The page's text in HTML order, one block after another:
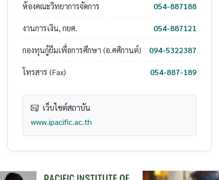
ห้องคณะวิทยาการจัดการ 054-887188
งานการเงิน, กยศ. 054-887121
กองทุนกู้ยืมเพื่อการศึกษา (อ.ศศิกานต์) 094-5322387
โทรสาร (Fax) 054-887-189
เว็บไซต์สถาบัน
www.ipacific.ac.th